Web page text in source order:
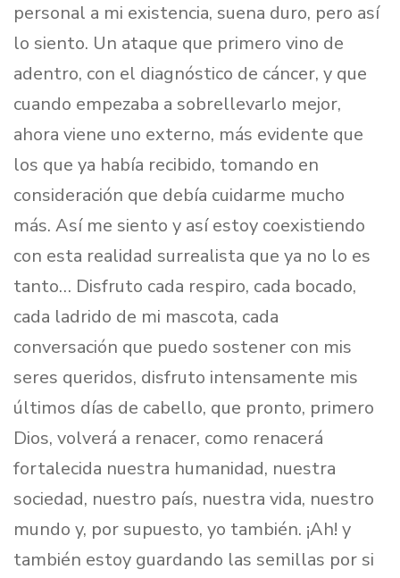
personal a mi existencia, suena duro, pero así
lo siento. Un ataque que primero vino de
adentro, con el diagnóstico de cáncer, y que
cuando empezaba a sobrellevarlo mejor,
ahora viene uno externo, más evidente que
los que ya había recibido, tomando en
consideración que debía cuidarme mucho
más. Así me siento y así estoy coexistiendo
con esta realidad surrealista que ya no lo es
tanto… Disfruto cada respiro, cada bocado,
cada ladrido de mi mascota, cada
conversación que puedo sostener con mis
seres queridos, disfruto intensamente mis
últimos días de cabello, que pronto, primero
Dios, volverá a renacer, como renacerá
fortalecida nuestra humanidad, nuestra
sociedad, nuestro país, nuestra vida, nuestro
mundo y, por supuesto, yo también. ¡Ah! y
también estoy guardando las semillas por si